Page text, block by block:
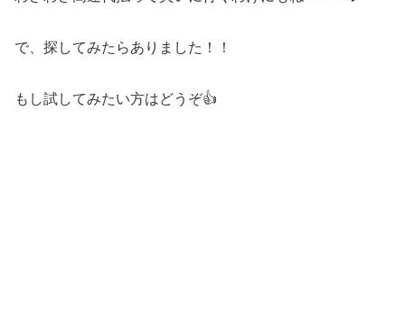
で、探してみたらありました！！
もし試してみたい方はどうぞ👍